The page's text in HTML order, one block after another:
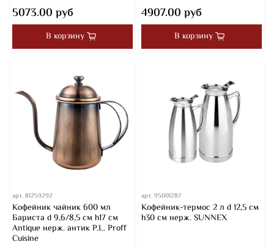
5073.00 руб
В корзину
4907.00 руб
В корзину
арт.81259292
Кофейник чайник 600 мл
Бариста d 9,6/8,5 см h17 см
Antique нерж. антик P.L. Proff
Cuisine
арт.95001287
Кофейник-термос 2 л d 12,5 см
h30 см нерж. SUNNEX